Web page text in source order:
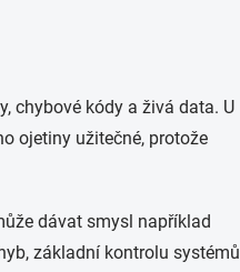
chybové kódy a živá data. U
ojetiny užitečné, protože
dávat smysl například
základní kontrolu systémů